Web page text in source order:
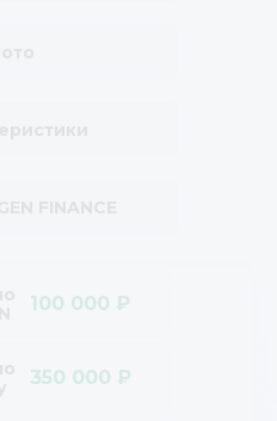
100 000 ₽
350 000 ₽